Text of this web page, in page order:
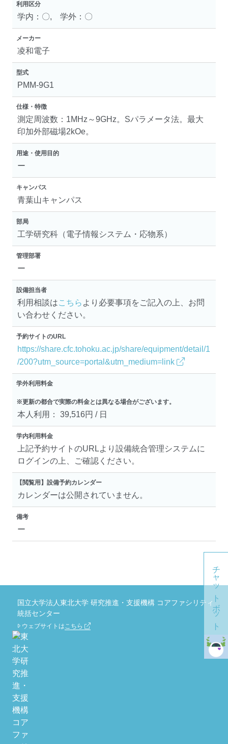
利用区分
学内：〇, 学外：〇
メーカー
凌和電子
型式
PMM-9G1
仕様・特徴
測定周波数：1MHz～9GHz。Sパラメータ法。最大
印加外部磁場2kOe。
用途・使用目的
ー
キャンパス
青葉山キャンパス
部局
工学研究科（電子情報システム・応物系）
管理部署
ー
設備担当者
利用相談はこちら より必要事項をご記入の上、お問
い合わせください。
予約サイトのURL
https://share.cfc.tohoku.ac.jp/share/equipment/detail/1
/200?utm_source=portal&utm_medium=link
学外利用料金
※更新の都合で実際の料金とは異なる場合がございます。
本人利用： 39,516円 / 日
学内利用料金
上記予約サイトのURLより設備統合管理システムに
ログインの上、ご確認ください。
【閲覧用】設備予約カレンダー
カレンダーは公開されていません。
備考
ー
チャットボット
国立大学法人東北大学 研究推進・支援機構 コアファシリティ
統括センター
ウェブサイトはこちら